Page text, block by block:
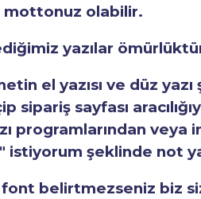
mottonuz olabilir.
yazılar
el yazısı ve düz
sipariş sayfası
programlarından
istiyorum şeklinde not
belirtmezseniz biz